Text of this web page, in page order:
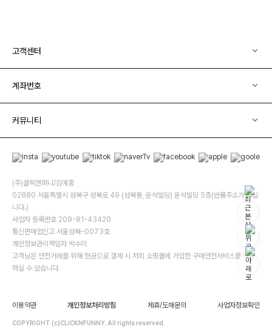
고객센터
계좌번호
커뮤니티
(주)클릭앤퍼니/김예중
02880 서울특별시 성북구 성북로 49 (성북동, 운석빌딩) 운석빌딩 5층(반품주소가 아닙
니다.)
사업자 등록번호 209-81-43420
통신판매업신고 서울성북-0073호
개인정보관리책임자 박수미
고객님은 안전거래를 위해 현금으로 결제 시 저희 소핑몰에 가입한 구매안전서비스를 이용
하실 수 있습니다.
이용약관 개인정보처리방침 제휴/도매문의 사업자정보확인
COPYRIGHT (c)CLICKNFUNNY. All rights reserved.